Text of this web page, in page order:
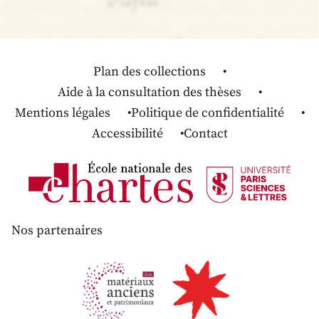
Plan des collections
Aide à la consultation des thèses
Mentions légales
Politique de confidentialité
Accessibilité
Contact
Nos partenaires